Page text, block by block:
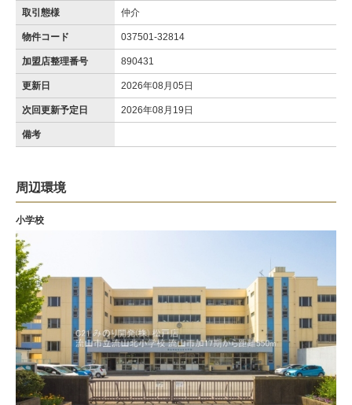
取引態様 仲介
物件コード 037501-32814
加盟店整理番号 890431
更新日 2026年08月05日
次回更新予定日 2026年08月19日
備考
周辺環境
小学校